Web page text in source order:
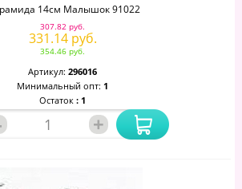
14см Малышок 91022
307.82 руб.
331.14 руб.
354.46 руб.
Артикул: 296016
Минимальный опт: 1
Остаток : 1
+